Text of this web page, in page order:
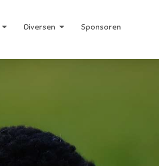
Diversen Sponsoren